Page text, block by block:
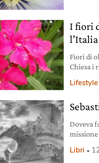
I fiori
l’Italia
Fiori di
Chiesa i
Lifestyle
Doveva
luci
Libri